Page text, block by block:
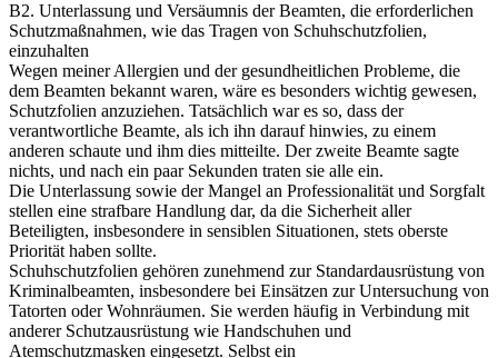
B2. Unterlassung und Versäumnis der Beamten, die erforderlichen
Schutzmaßnahmen, wie das Tragen von Schuhschutzfolien,
einzuhalten
Wegen meiner Allergien und der gesundheitlichen Probleme, die
dem Beamten bekannt waren, wäre es besonders wichtig gewesen,
Schutzfolien anzuziehen. Tatsächlich war es so, dass der
verantwortliche Beamte, als ich ihn darauf hinwies, zu einem
anderen schaute und ihm dies mitteilte. Der zweite Beamte sagte
nichts, und nach ein paar Sekunden traten sie alle ein.
Die Unterlassung sowie der Mangel an Professionalität und Sorgfalt
stellen eine strafbare Handlung dar, da die Sicherheit aller
Beteiligten, insbesondere in sensiblen Situationen, stets oberste
Priorität haben sollte.
Schuhschutzfolien gehören zunehmend zur Standardausrüstung von
Kriminalbeamten, insbesondere bei Einsätzen zur Untersuchung von
Tatorten oder Wohnräumen. Sie werden häufig in Verbindung mit
anderer Schutzausrüstung wie Handschuhen und
Atemschutzmasken eingesetzt. Selbst ein